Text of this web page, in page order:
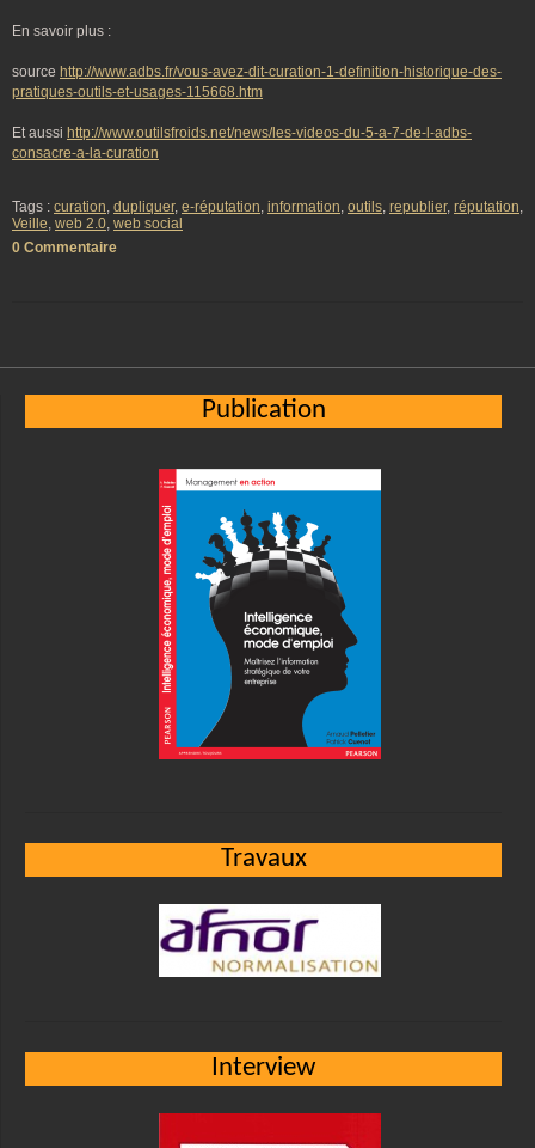
En savoir plus :
source http://www.adbs.fr/vous-avez-dit-curation-1-definition-historique-des-
pratiques-outils-et-usages-115668.htm
Et aussi http://www.outilsfroids.net/news/les-videos-du-5-a-7-de-l-adbs-
consacre-a-la-curation
Tags : curation, dupliquer, e-réputation, information, outils, republier, réputation,
Veille, web 2.0, web social
0 Commentaire
Publication
Travaux
Interview